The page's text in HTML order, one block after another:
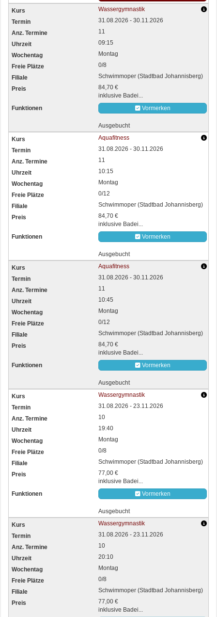
Wassergymnastik
31.08.2026 - 30.11.2026
11
09:15
Montag
0/8
Schwimmoper (Stadtbad Johannisberg)
84,70 €
inklusive Badei...
Vormerken
Ausgebucht
Aquafitness
31.08.2026 - 30.11.2026
11
10:15
Montag
0/12
Schwimmoper (Stadtbad Johannisberg)
84,70 €
inklusive Badei...
Vormerken
Ausgebucht
Aquafitness
31.08.2026 - 30.11.2026
11
10:45
Montag
0/12
Schwimmoper (Stadtbad Johannisberg)
84,70 €
inklusive Badei...
Vormerken
Ausgebucht
Wassergymnastik
31.08.2026 - 23.11.2026
10
19:40
Montag
0/8
Schwimmoper (Stadtbad Johannisberg)
77,00 €
inklusive Badei...
Vormerken
Ausgebucht
Wassergymnastik
31.08.2026 - 23.11.2026
10
20:10
Montag
0/8
Schwimmoper (Stadtbad Johannisberg)
77,00 €
inklusive Badei...